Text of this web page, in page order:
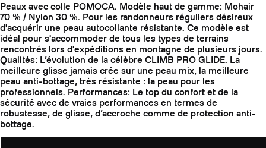
Peaux avec colle POMOCA. Modèle haut de gamme: Mohair
70 % / Nylon 30 %. Pour les randonneurs réguliers désireux
d'acquérir une peau autocollante résistante. Ce modèle est
idéal pour s'accommoder de tous les types de terrains
rencontrés lors d'expéditions en montagne de plusieurs jours.
Qualités: L’évolution de la célèbre CLIMB PRO GLIDE. La
meilleure glisse jamais crée sur une peau mix, la meilleure
peau anti-bottage, très résistante : la peau pour les
professionnels. Performances: Le top du confort et de la
sécurité avec de vraies performances en termes de
robustesse, de glisse, d’accroche comme de protection anti-
bottage.